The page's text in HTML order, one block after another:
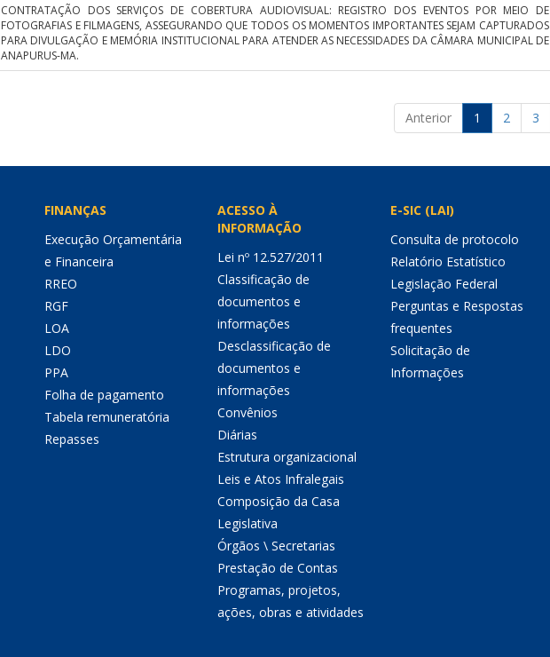
CONTRATAÇÃO DOS SERVIÇOS DE COBERTURA AUDIOVISUAL: REGISTRO DOS EVENTOS POR MEIO DE
FOTOGRAFIAS E FILMAGENS, ASSEGURANDO QUE TODOS OS MOMENTOS IMPORTANTES SEJAM CAPTURADOS
PARA DIVULGAÇÃO E MEMÓRIA INSTITUCIONAL PARA ATENDER AS NECESSIDADES DA CÂMARA MUNICIPAL DE
ANAPURUS-MA.
Anterior
1 2 3
FINANÇAS
Execução Orçamentária
e Financeira
RREO
RGF
LOA
LDO
PPA
Folha de pagamento
Tabela remuneratória
Repasses
ACESSO À
INFORMAÇÃO
Lei nº 12.527/2011
Classificação de
documentos e
informações
Desclassificação de
documentos e
informações
Convênios
Diárias
Estrutura organizacional
Leis e Atos Infralegais
Composição da Casa
Legislativa
Órgãos \ Secretarias
Prestação de Contas
Programas, projetos,
ações, obras e atividades
E-SIC (LAI)
Consulta de protocolo
Relatório Estatístico
Legislação Federal
Perguntas e Respostas
frequentes
Solicitação de
Informações